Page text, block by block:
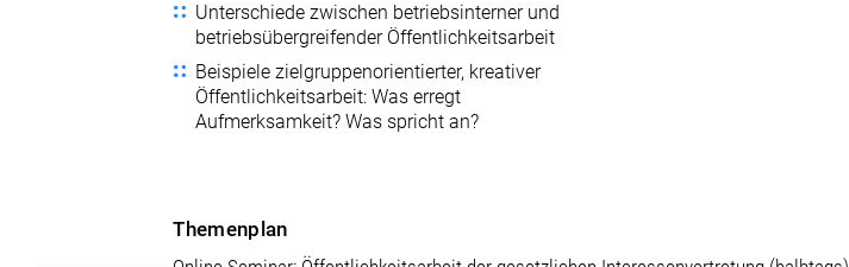
Unterschiede zwischen betriebsinterner und
betriebsübergreifender Öffentlichkeitsarbeit
Beispiele zielgruppenorientierter, kreativer
Öffentlichkeitsarbeit: Was erregt
Aufmerksamkeit? Was spricht an?
Themenplan